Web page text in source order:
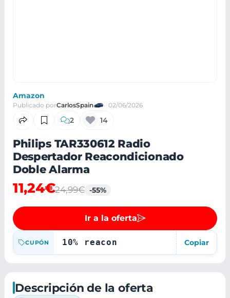
Amazon
Publicado porCarlosSpain 02/06/2026
2 14
Philips TAR330612 Radio
Despertador Reacondicionado
Doble Alarma
11,24€24,99€ -55%
Ir a la oferta
CUPÓN 10% reacon Copiar
Descripción de la oferta